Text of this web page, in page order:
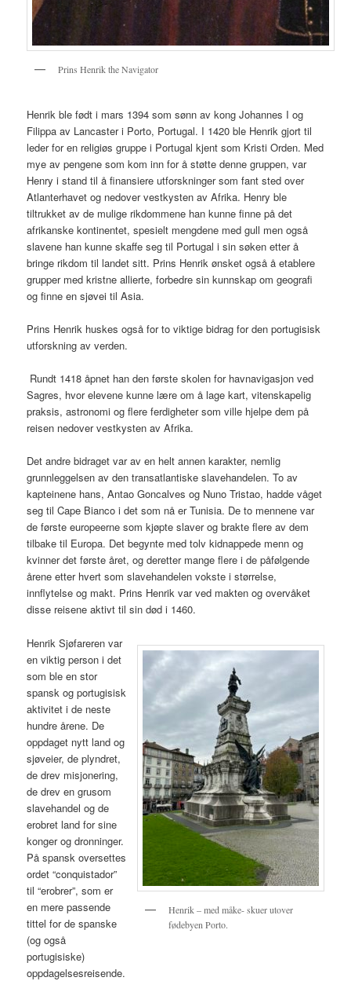
Prins Henrik the Navigator
Henrik ble født i mars 1394 som sønn av kong Johannes I og
Filippa av Lancaster i Porto, Portugal. I 1420 ble Henrik gjort til
leder for en religiøs gruppe i Portugal kjent som Kristi Orden. Med
mye av pengene som kom inn for å støtte denne gruppen, var
Henry i stand til å finansiere utforskninger som fant sted over
Atlanterhavet og nedover vestkysten av Afrika. Henry ble
tiltrukket av de mulige rikdommene han kunne finne på det
afrikanske kontinentet, spesielt mengdene med gull men også
slavene han kunne skaffe seg til Portugal i sin søken etter å
bringe rikdom til landet sitt. Prins Henrik ønsket også å etablere
grupper med kristne allierte, forbedre sin kunnskap om geografi
og finne en sjøvei til Asia.
Prins Henrik huskes også for to viktige bidrag for den portugisisk
utforskning av verden.
Rundt 1418 åpnet han den første skolen for havnavigasjon ved
Sagres, hvor elevene kunne lære om å lage kart, vitenskapelig
praksis, astronomi og flere ferdigheter som ville hjelpe dem på
reisen nedover vestkysten av Afrika.
Det andre bidraget var av en helt annen karakter, nemlig
grunnleggelsen av den transatlantiske slavehandelen. To av
kapteinene hans, Antao Goncalves og Nuno Tristao, hadde våget
seg til Cape Bianco i det som nå er Tunisia. De to mennene var
de første europeerne som kjøpte slaver og brakte flere av dem
tilbake til Europa. Det begynte med tolv kidnappede menn og
kvinner det første året, og deretter mange flere i de påfølgende
årene etter hvert som slavehandelen vokste i størrelse,
innflytelse og makt. Prins Henrik var ved makten og overvåket
disse reisene aktivt til sin død i 1460.
Henrik – med måke- skuer utover
fødebyen Porto.
Henrik Sjøfareren var
en viktig person i det
som ble en stor
spansk og portugisisk
aktivitet i de neste
hundre årene. De
oppdaget nytt land og
sjøveier, de plyndret,
de drev misjonering,
de drev en grusom
slavehandel og de
erobret land for sine
konger og dronninger.
På spansk oversettes
ordet “conquistador”
til “erobrer”, som er
en mere passende
tittel for de spanske
(og også
portugisiske)
oppdagelsesreisende.